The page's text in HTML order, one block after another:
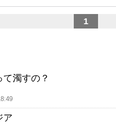
1
濁すの？
ア